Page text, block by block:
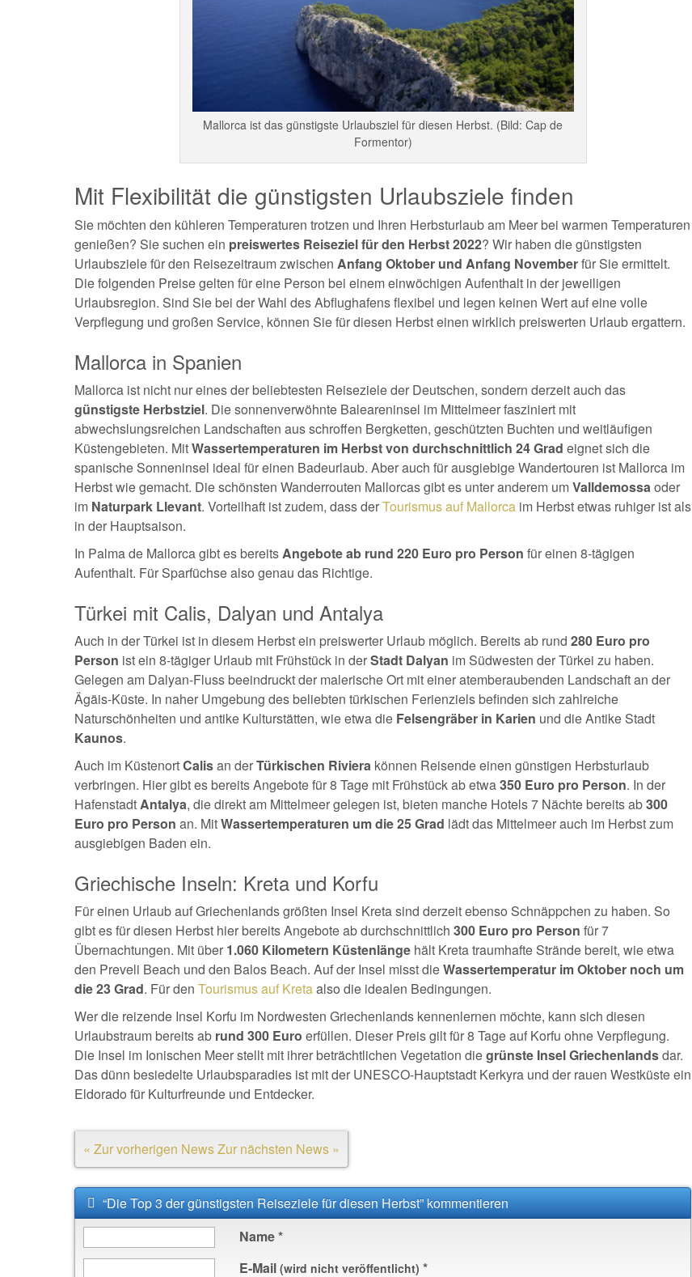
Mallorca ist das günstigste Urlaubsziel für diesen Herbst. (Bild: Cap de
Formentor)
Mit Flexibilität die günstigsten Urlaubsziele finden
Sie möchten den kühleren Temperaturen trotzen und Ihren Herbsturlaub am Meer bei warmen Temperaturen
genießen? Sie suchen ein preiswertes Reiseziel für den Herbst 2022? Wir haben die günstigsten
Urlaubsziele für den Reisezeitraum zwischen Anfang Oktober und Anfang Novemberfür Sie ermittelt.
Die folgenden Preise gelten für eine Person bei einem einwöchigen Aufenthalt in der jeweiligen
Urlaubsregion. Sind Sie bei der Wahl des Abflughafens flexibel und legen keinen Wert auf eine volle
Verpflegung und großen Service, können Sie für diesen Herbst einen wirklich preiswerten Urlaub ergattern.
Mallorca in Spanien
Mallorca ist nicht nur eines der beliebtesten Reiseziele der Deutschen, sondern derzeit auch das
günstigste Herbstziel. Die sonnenverwöhnte Baleareninsel im Mittelmeer fasziniert mit
abwechslungsreichen Landschaften aus schroffen Bergketten, geschützten Buchten und weitläufigen
Küstengebieten. MitWassertemperaturen im Herbst von durchschnittlich 24 Grad eignet sich die
spanische Sonneninsel ideal für einen Badeurlaub. Aber auch für ausgiebige Wandertouren ist Mallorca im
Herbst wie gemacht. Die schönsten Wanderrouten Mallorcas gibt es unter anderem umValldemossaoder
im Naturpark Llevant. Vorteilhaft ist zudem, dass derTourismus auf Mallorca im Herbst etwas ruhiger ist als
in der Hauptsaison.
In Palma de Mallorca gibt es bereitsAngebote ab rund 220 Euro pro Person für einen 8-tägigen
Aufenthalt. Für Sparfüchse also genau das Richtige.
Türkei mit Calis, Dalyan und Antalya
Auch in der Türkei ist in diesem Herbst ein preiswerter Urlaub möglich. Bereits ab rund 280 Euro pro
Person ist ein 8-tägiger Urlaub mit Frühstück in derStadt Dalyan im Südwesten der Türkei zu haben.
Gelegen am Dalyan-Fluss beeindruckt der malerische Ort mit einer atemberaubenden Landschaft an der
Ägäis-Küste. In naher Umgebung des beliebten türkischen Ferienziels befinden sich zahlreiche
Naturschönheiten und antike Kulturstätten, wie etwa die Felsengräber in Karien und die Antike Stadt
Kaunos.
Auch im KüstenortCalisan derTürkischen Riviera können Reisende einen günstigen Herbsturlaub
verbringen. Hier gibt es bereits Angebote für 8 Tage mit Frühstück ab etwa350 Euro pro Person. In der
HafenstadtAntalya, die direkt am Mittelmeer gelegen ist, bieten manche Hotels 7 Nächte bereits ab300
Euro pro Person an. MitWassertemperaturen um die 25 Grad lädt das Mittelmeer auch im Herbst zum
ausgiebigen Baden ein.
Griechische Inseln: Kreta und Korfu
Für einen Urlaub auf Griechenlands größten Insel Kreta sind derzeit ebenso Schnäppchen zu haben. So
gibt es für diesen Herbst hier bereits Angebote ab durchschnittlich 300 Euro pro Person für 7
Übernachtungen. Mit über 1.060 Kilometern Küstenlänge hält Kreta traumhafte Strände bereit, wie etwa
den Preveli Beach und den Balos Beach. Auf der Insel misst dieWassertemperatur im Oktober noch um
die 23 Grad. Für den Tourismus auf Kretaalso die idealen Bedingungen.
Wer die reizende Insel Korfu im Nordwesten Griechenlands kennenlernen möchte, kann sich diesen
Urlaubstraum bereits ab rund 300 Euro erfüllen. Dieser Preis gilt für 8 Tage auf Korfu ohne Verpflegung.
Die Insel im Ionischen Meer stellt mit ihrer beträchtlichen Vegetation diegrünste Insel Griechenlandsdar.
Das dünn besiedelte Urlaubsparadies ist mit der UNESCO-Hauptstadt Kerkyra und der rauen Westküste ein
Eldorado für Kulturfreunde und Entdecker.
« Zur vorherigen NewsZur nächsten News »
“Die Top 3 der günstigsten Reiseziele für diesen Herbst” kommentieren
Name*
E-Mail (wird nicht veröffentlicht) *